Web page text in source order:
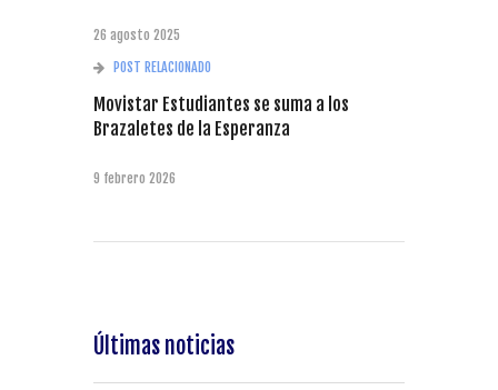
26 agosto 2025
POST RELACIONADO
Movistar Estudiantes se suma a los
Brazaletes de la Esperanza
9 febrero 2026
Últimas noticias